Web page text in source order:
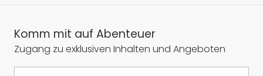
Komm mit auf Abenteuer
Zugang zu exklusiven Inhalten und Angeboten